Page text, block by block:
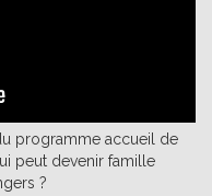
programme accueil de
peut devenir famille
?